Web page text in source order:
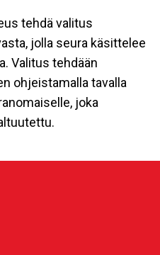
tehdä valitus
jolla seura käsittelee
Valitus tehdään
ohjeistamalla tavalla
joka